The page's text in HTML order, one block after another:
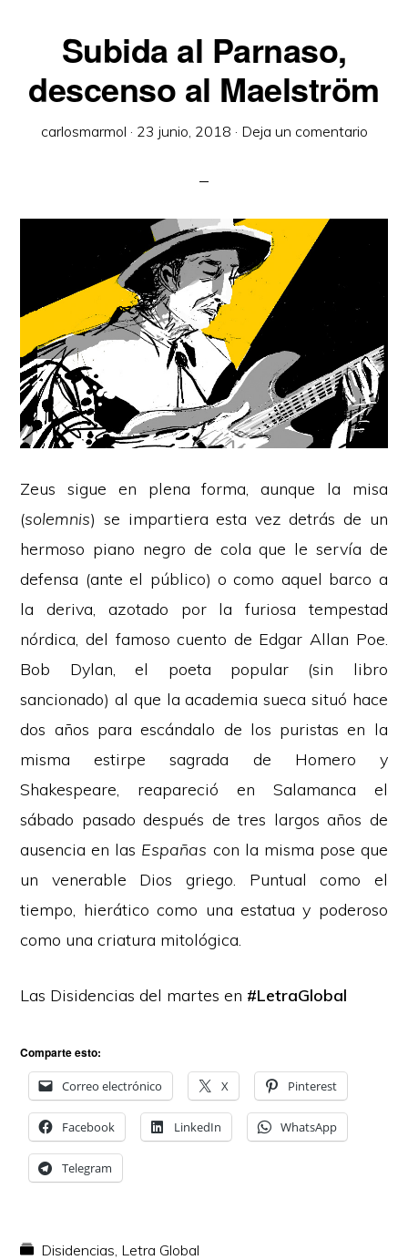
Subida al Parnaso,
descenso al Maelström
carlosmarmol · 23 junio, 2018 · Deja un comentario
Zeus sigue en plena forma, aunque la misa
(solemnis) se impartiera esta vez detrás de un
hermoso piano negro de cola que le servía de
defensa (ante el público) o como aquel barco a
la deriva, azotado por la furiosa tempestad
nórdica, del famoso cuento de Edgar Allan Poe.
Bob Dylan, el poeta popular (sin libro
sancionado) al que la academia sueca situó hace
dos años para escándalo de los puristas en la
misma estirpe sagrada de Homero y
Shakespeare, reapareció en Salamanca​ el
sábado pasado después de tres largos años de
ausencia en las Españas con la misma pose que
un venerable Dios griego. Puntual como el
tiempo, hierático como una estatua y poderoso
como una criatura mitológica.
Las Disidencias del martes en #LetraGlobal
Comparte esto:
Correo electrónico X Pinterest
Facebook LinkedIn WhatsApp
Telegram
Disidencias, Letra Global